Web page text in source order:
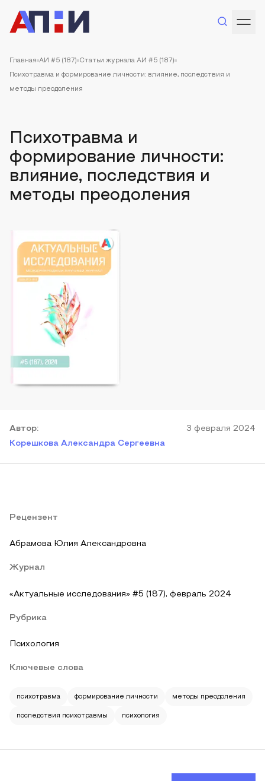
Главная АИ #5 (187) Статьи журнала АИ #5 (187)
Психотравма и формирование личности: влияние, последствия и
методы преодоления
Психотравма и
формирование личности:
влияние, последствия и
методы преодоления
Автор:
Корешкова Александра Сергеевна
3 февраля 2024
Рецензент
Абрамова Юлия Александровна
Журнал
«Актуальные исследования» #5 (187), февраль 2024
Рубрика
Психология
Ключевые слова
психотравма формирование личности методы преодоления
последствия психотравмы психология